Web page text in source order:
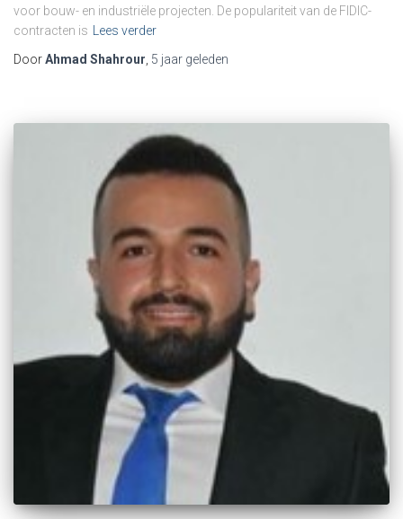
voor bouw- en industriële projecten. De populariteit van de FIDIC-
contracten is
Lees verder
DoorAhmad Shahrour 5 jaar geleden